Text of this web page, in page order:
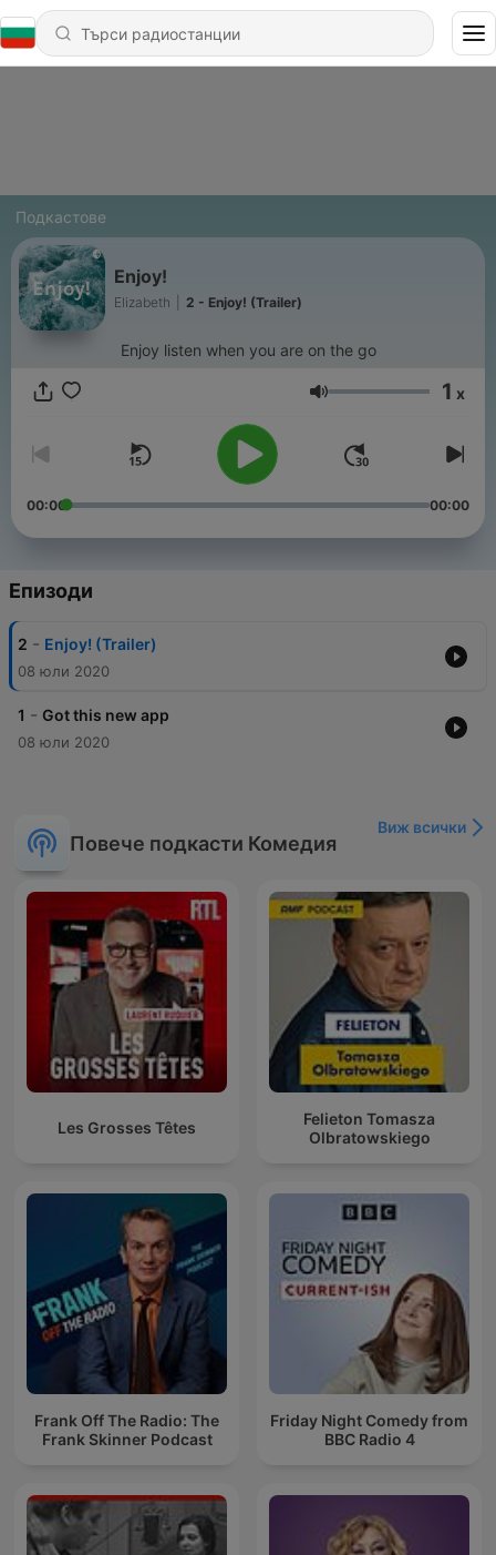
Подкастове
Enjoy!
Elizabeth 2 - Enjoy! (Trailer)
Enjoy listen when you are on the go
Сила на звука
1 x
00:00 00:00
Епизоди
2 - Enjoy! (Trailer)
08 юли 2020
1 - Got this new app
08 юли 2020
Повече подкасти Комедия
Виж всички
Les Grosses Têtes
Felieton Tomasza
Olbratowskiego
Frank Off The Radio: The
Frank Skinner Podcast
Friday Night Comedy from
BBC Radio 4